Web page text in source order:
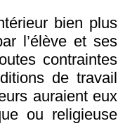
bien plus
l’élève et ses
contraintes
de travail
auraient eux
ou religieuse